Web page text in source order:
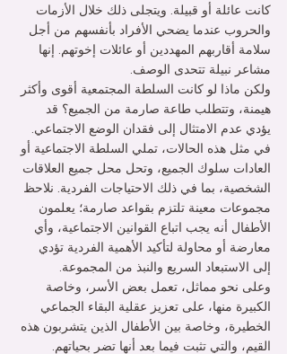
كانت عائلة أو قبيلة. ويتجلى ذلك خلال الأزمات
والحروب عندما يضحي الأفراد بأنفسهم من أجل
سلامة أقاربهم المهددين أو عائلات إخوتهم. إنها
مشاعر نبيلة تتحدى الوصف.
ولكن ماذا لو كانت السلطة المجتمعية أقوى وأكثر
هيمنة، وتتطلب طاعة صارمة من الجميع؟ قد
يؤدي عدم الامتثال إلى فقدان الوضع الاجتماعي.
في مثل هذه الحالات، تملي السلطة الاجتماعية أو
العادات سلوك الجميع، وتحل محل جميع العلاقات
الشخصية، بما في ذلك الاحتياجات الفردية. نلاحظ
مجموعات معينة تلتزم بقواعد صارمة؛ يعلمون
الأطفال أنه يجب اتباع القوانين الاجتماعية، وأي
معارضة أو محاولة لتأكيد الأهمية الفردية تؤدي
إلى الاستبعاد السريع والنبذ من المجموعة.
وعلى نحو مماثل، تعمل بعض الأسر، وخاصة
الكبيرة منها، على تعزيز عقلية البقاء الجماعي
الخطيرة، وخاصة بين الأطفال الذين يتشربون هذه
القيم، والتي تثبت فيما بعد أنها تضر بحياتهم.